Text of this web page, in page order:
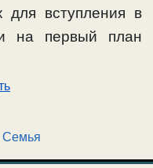
для вступления в
на первый план
Семья